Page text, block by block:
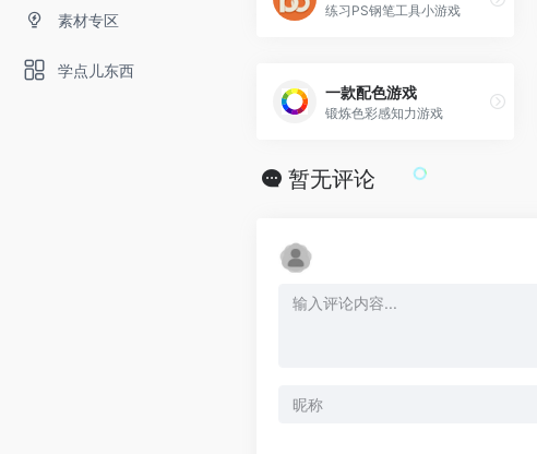
素材专区
学点儿东西
练习PS钢笔工具小游戏
一款配色游戏
锻炼色彩感知力游戏
暂无评论